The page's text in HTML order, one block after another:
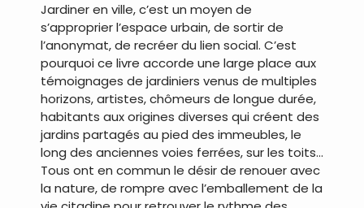
Jardiner en ville, c’est un moyen de
s’approprier l’espace urbain, de sortir de
l’anonymat, de recréer du lien social. C’est
pourquoi ce livre accorde une large place aux
témoignages de jardiniers venus de multiples
horizons, artistes, chômeurs de longue durée,
habitants aux origines diverses qui créent des
jardins partagés au pied des immeubles, le
long des anciennes voies ferrées, sur les toits…
Tous ont en commun le désir de renouer avec
la nature, de rompre avec l’emballement de la